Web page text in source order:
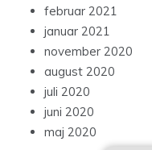
februar 2021
januar 2021
november 2020
august 2020
juli 2020
juni 2020
maj 2020